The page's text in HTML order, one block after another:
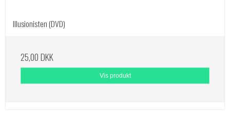
Illusionisten (DVD)
25,00 DKK
Vis produkt